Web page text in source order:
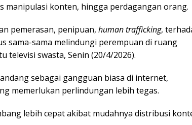
manipulasi konten, hingga perdagangan orang.
pemerasan, penipuan, human trafficking,
sama-sama melindungi perempuan di ruang
televisi swasta, Senin (20/4/2026).
sebagai gangguan biasa di internet,
memerlukan perlindungan lebih tegas.
lebih cepat akibat mudahnya distribusi